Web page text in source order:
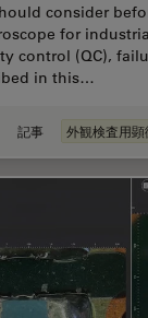
consider
for
control (QC),
in this…
記事 外観検査用顕